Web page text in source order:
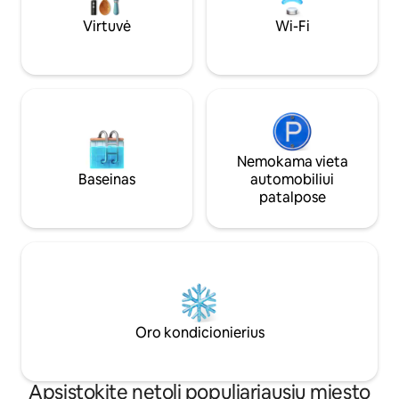
visą parą budinti apsauga, visur veikia oro
kondicionierius, o Superšeimininkai išties
Virtuvė Wi-Fi
Baseinas
Nemokama vieta
automobiliui
patalpose
Oro kondicionierius
Apsistokite netoli populiariausių miesto